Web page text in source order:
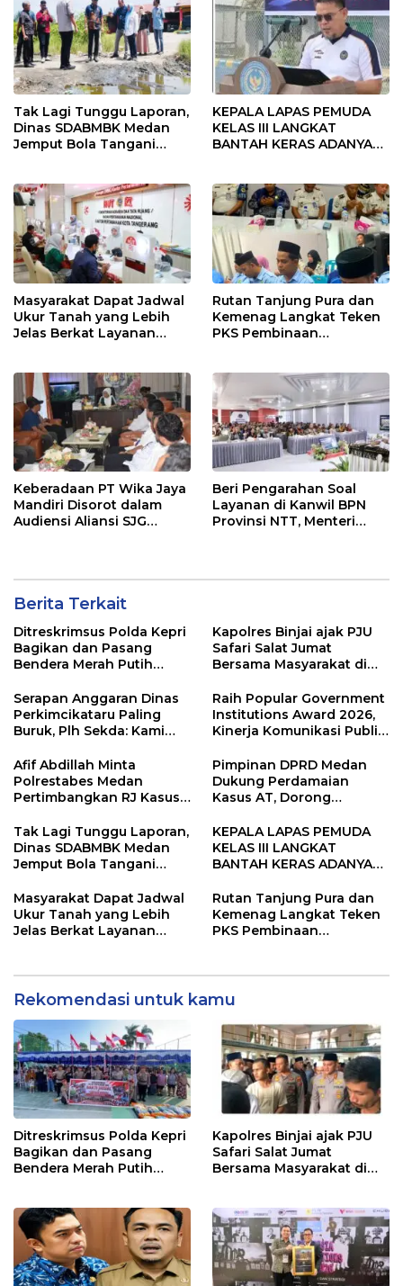
Tak Lagi Tunggu Laporan,
Dinas SDABMBK Medan
Jemput Bola Tangani
KEPALA LAPAS PEMUDA
KELAS III LANGKAT
BANTAH KERAS ADANYA
TENTANG SINDIKAT
PENIPU PENJUALAN EMAS
Masyarakat Dapat Jadwal
Ukur Tanah yang Lebih
Jelas Berkat Layanan
Rutan Tanjung Pura dan
Kemenag Langkat Teken
PKS Pembinaan
Keberadaan PT Wika Jaya
Mandiri Disorot dalam
Audiensi Aliansi SJG
Beri Pengarahan Soal
Layanan di Kanwil BPN
Provinsi NTT, Menteri
Berita Terkait
Ditreskrimsus Polda Kepri
Bagikan dan Pasang
Bendera Merah Putih
Perkuat Semangat
Kebangsaan.
Kapolres Binjai ajak PJU
Safari Salat Jumat
Bersama Masyarakat di
Serapan Anggaran Dinas
Perkimcikataru Paling
Buruk, Plh Sekda: Kami
Raih Popular Government
Institutions Award 2026,
Kinerja Komunikasi Publik
Kembali Diakui
Afif Abdillah Minta
Polrestabes Medan
Pertimbangkan RJ Kasus
Pimpinan DPRD Medan
Dukung Perdamaian
Kasus AT, Dorong
Terapkan RJ
Tak Lagi Tunggu Laporan,
Dinas SDABMBK Medan
Jemput Bola Tangani
KEPALA LAPAS PEMUDA
KELAS III LANGKAT
BANTAH KERAS ADANYA
SELALU DITUTUPI
TENTANG SINDIKAT
PENIPU PENJUALAN EMAS
Masyarakat Dapat Jadwal
Ukur Tanah yang Lebih
Jelas Berkat Layanan
Rutan Tanjung Pura dan
Kemenag Langkat Teken
PKS Pembinaan
Rekomendasi untuk kamu
Ditreskrimsus Polda Kepri
Bagikan dan Pasang
Bendera Merah Putih
Kebangsaan.
Kapolres Binjai ajak PJU
Safari Salat Jumat
Bersama Masyarakat di